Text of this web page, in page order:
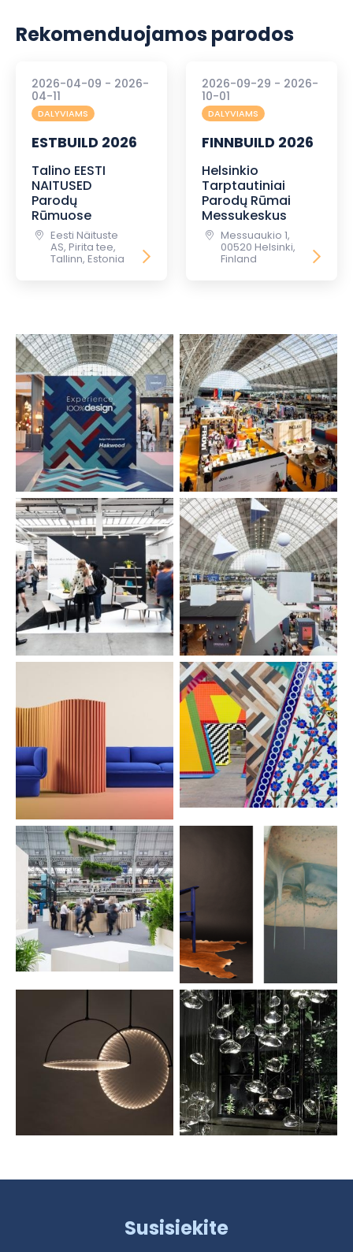
Rekomenduojamos parodos
2026-04-09 - 2026-
04-11
DALYVIAMS
ESTBUILD 2026
Talino EESTI
NAITUSED
Parodų
Rūmuose
Eesti Näituste
AS, Pirita tee,
Tallinn, Estonia
2026-09-29 - 2026-
10-01
DALYVIAMS
FINNBUILD 2026
Helsinkio
Tarptautiniai
Parodų Rūmai
Messukeskus
Messuaukio 1,
00520 Helsinki,
Finland
Susisiekite